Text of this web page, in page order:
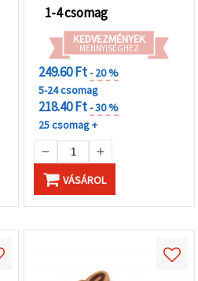
1-4 csomag
KEDVEZMÉNYEK
MENNYISÉGHEZ
249.60 Ft- 20 %
5-24 csomag
218.40 Ft- 30 %
25 csomag +
VÁSÁROL